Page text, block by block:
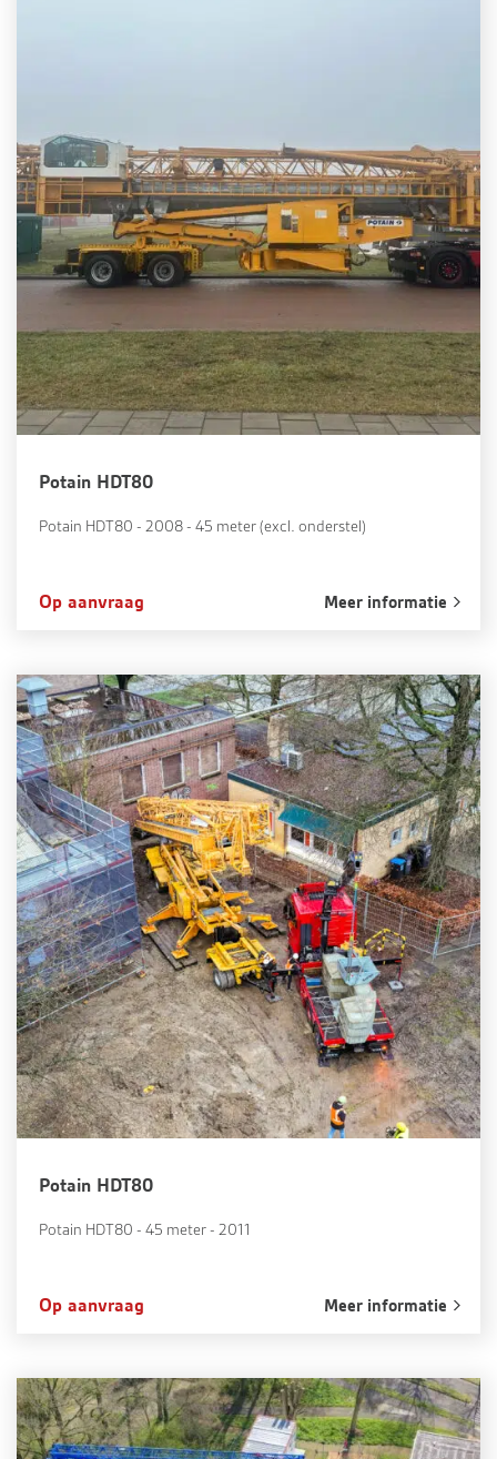
Potain HDT80
Potain HDT80 - 2008 - 45 meter (excl. onderstel)
Op aanvraag Meer informatie
Potain HDT80
Potain HDT80 - 45 meter - 2011
Op aanvraag Meer informatie